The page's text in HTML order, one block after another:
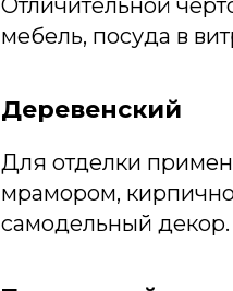
мебель, посуда в
Деревенский
Для отделки
мрамором,
самодельный декор.